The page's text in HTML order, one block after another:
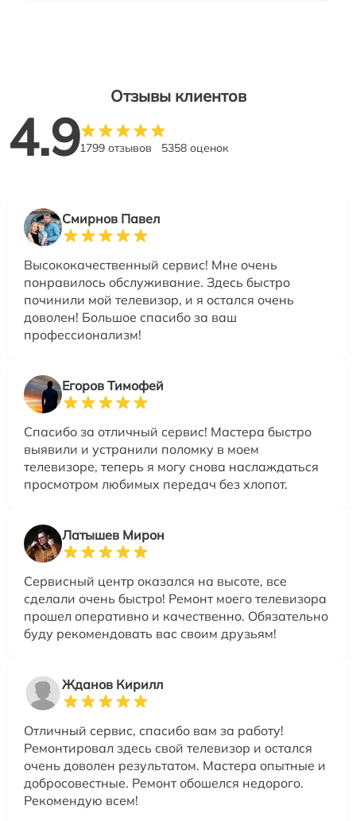
Отзывы клиентов
4.91799 отзывов 5358 оценок
Смирнов Павел
Высококачественный сервис! Мне очень
понравилось обслуживание. Здесь быстро
починили мой телевизор, и я остался очень
доволен! Большое спасибо за ваш
профессионализм!
Егоров Тимофей
Спасибо за отличный сервис! Мастера быстро
выявили и устранили поломку в моем
телевизоре, теперь я могу снова наслаждаться
просмотром любимых передач без хлопот.
Латышев Мирон
Сервисный центр оказался на высоте, все
сделали очень быстро! Ремонт моего телевизора
прошел оперативно и качественно. Обязательно
буду рекомендовать вас своим друзьям!
Жданов Кирилл
Отличный сервис, спасибо вам за работу!
Ремонтировал здесь свой телевизор и остался
очень доволен результатом. Мастера опытные и
добросовестные. Ремонт обошелся недорого.
Рекомендую всем!